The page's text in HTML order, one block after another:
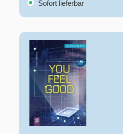
Sofort lieferbar
You feel good!